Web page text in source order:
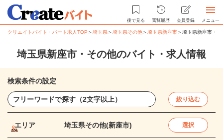
後で見る 閲覧履歴 会員登録 メニュー
クリエイトバイト・パート求人TOP ＞埼玉県＞埼玉県その他＞埼玉県新座市＞埼玉県新座市・
埼玉県新座市・その他のバイト・求人情報
検索条件の設定
絞り込む
エリア 埼玉県その他(新座市) 選択